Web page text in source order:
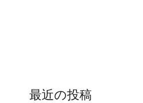
最近の投稿